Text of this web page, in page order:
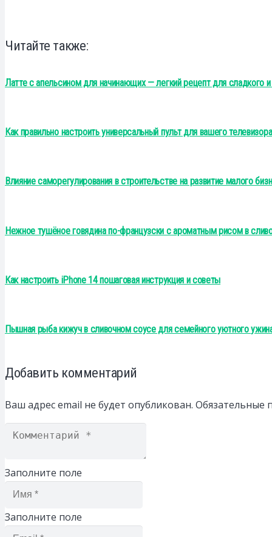
Читайте также:
Латте с апельсином для начинающих — легкий рецепт для сладкого и
Как правильно настроить универсальный пульт для вашего телевизора
Влияние саморегулирования в строительстве на развитие малого
Нежное тушёное говядина по-французски с ароматным рисом в
Как настроить iPhone 14 пошаговая инструкция и советы
Пышная рыба кижуч в сливочном соусе для семейного уютного
Добавить комментарий
Ваш адрес email не будет опубликован. Обязательные
Заполните поле
Заполните поле